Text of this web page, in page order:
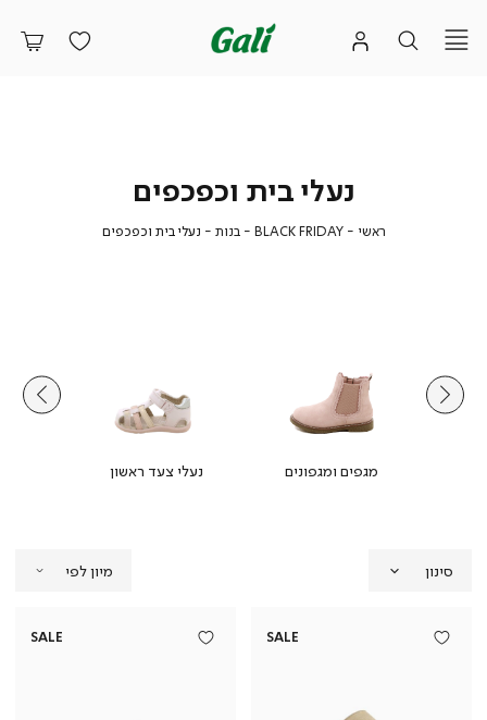
נעלי בית וכפכפים
ראשי ראשי
BLACK FRIDAY
BLACK
בנות בנותנעלי בית וכפכפיםנעלי
מגפים ומגפונים נעלי צעד ראשון
סינון
SALE
SALE